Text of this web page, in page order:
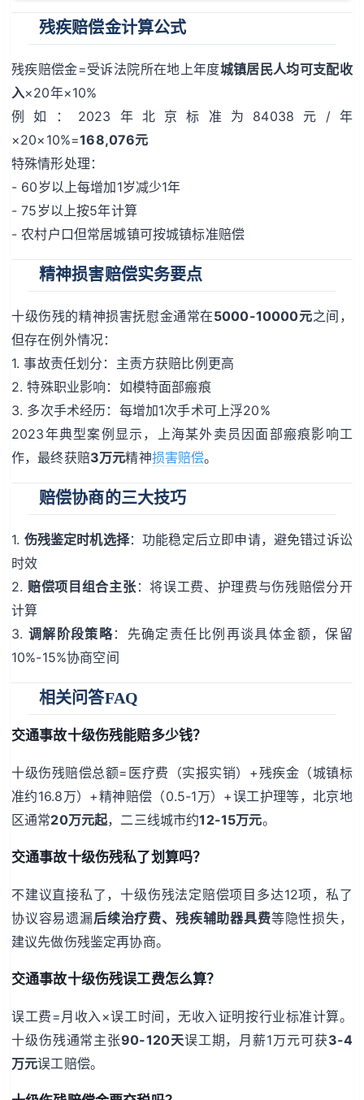
残疾赔偿金计算公式
残疾赔偿金=受诉法院所在地上年度城镇居民人均可支配收
入×20年×10%
例如：2023年北京标准为84038元/年
×20×10%=168,076元
特殊情形处理：
- 60岁以上每增加1岁减少1年
- 75岁以上按5年计算
- 农村户口但常居城镇可按城镇标准赔偿
精神损害赔偿实务要点
十级伤残的精神损害抚慰金通常在5000-10000元之间，
但存在例外情况：
1. 事故责任划分：主责方获赔比例更高
2. 特殊职业影响：如模特面部瘢痕
3. 多次手术经历：每增加1次手术可上浮20%
2023年典型案例显示，上海某外卖员因面部瘢痕影响工
作，最终获赔3万元精神损害赔偿。
赔偿协商的三大技巧
1. 伤残鉴定时机选择：功能稳定后立即申请，避免错过诉讼
时效
2. 赔偿项目组合主张 ：将误工费、护理费与伤残赔偿分开
计算
3. 调解阶段策略：先确定责任比例再谈具体金额，保留
10%-15%协商空间
相关问答FAQ
交通事故十级伤残能赔多少钱？
十级伤残赔偿总额=医疗费（实报实销）+残疾金（城镇标
准约16.8万）+精神赔偿（0.5-1万）+误工护理等，北京地
区通常20万元起，二三线城市约12-15万元。
交通事故十级伤残私了划算吗？
不建议直接私了，十级伤残法定赔偿项目多达12项，私了
协议容易遗漏后续治疗费、残疾辅助器具费等隐性损失，
建议先做伤残鉴定再协商。
交通事故十级伤残误工费怎么算？
误工费=月收入×误工时间，无收入证明按行业标准计算。
十级伤残通常主张90-120天误工期，月薪1万元可获3-4
万元误工赔偿。